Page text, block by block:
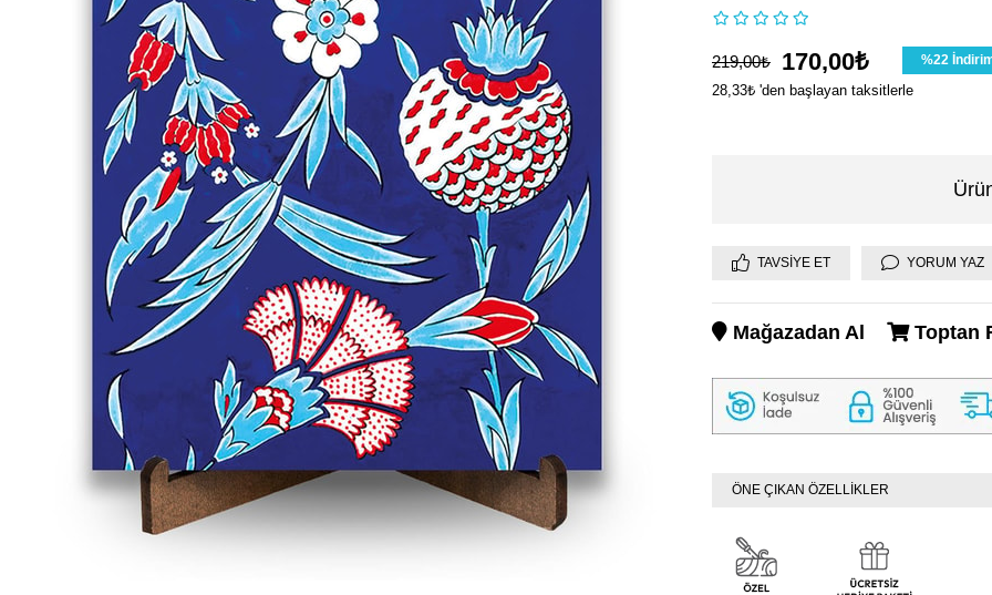
219,00₺ 170,00₺ %22
28,33₺ 'den başlayan taksitlerle
TAVSIYE ET YORUM YAZ
Mağazadan Al Toptan
ÖNE ÇIKAN ÖZELLİKLER